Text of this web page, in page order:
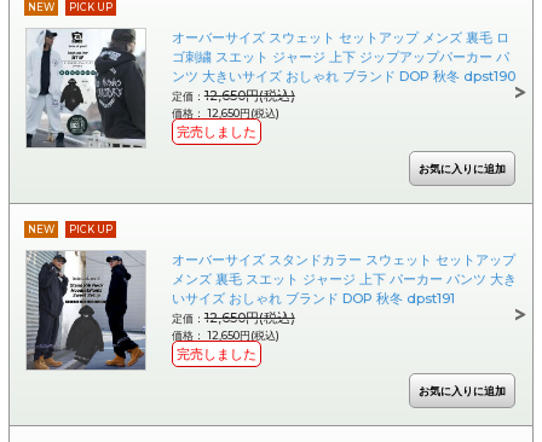
NEW PICK UP
オーバーサイズ スウェット セットアップ メンズ 裏毛 ロ
ゴ刺繍 スエット ジャージ 上下 ジップアップパーカー パ
ンツ 大きいサイズ おしゃれ ブランド DOP 秋冬 dpst190
定価：12,650円(税込)
価格： 12,650円(税込)
完売しました
NEW PICK UP
オーバーサイズ スタンドカラー スウェット セットアップ
メンズ 裏毛 スエット ジャージ 上下 パーカー パンツ 大き
いサイズ おしゃれ ブランド DOP 秋冬 dpst191
定価：12,650円(税込)
価格： 12,650円(税込)
完売しました